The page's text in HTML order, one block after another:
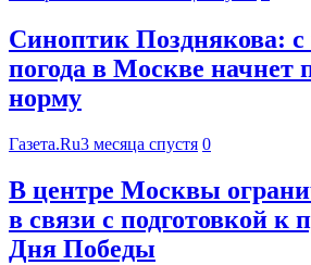
Синоптик Позднякова: с
погода в Москве начнет
норму
Газета.Ru3 месяца спустя 0
В центре Москвы
в связи с подготовкой к
Дня Победы